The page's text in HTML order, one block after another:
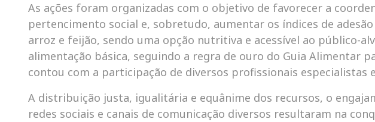
As ações foram organizadas com o objetivo de favorecer a
pertencimento social e, sobretudo, aumentar os índices de
arroz e feijão, sendo uma opção nutritiva e acessível ao público-
alimentação básica, seguindo a regra de ouro do Guia Alimentar
contou com a participação de diversos profissionais especialistas
A distribuição justa, igualitária e equânime dos recursos, o
redes sociais e canais de comunicação diversos resultaram na